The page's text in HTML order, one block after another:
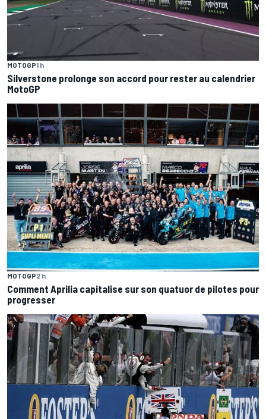
MOTOGP1 h
Silverstone prolonge son accord pour rester au calendrier
MotoGP
MOTOGP2 h
Comment Aprilia capitalise sur son quatuor de pilotes pour
progresser